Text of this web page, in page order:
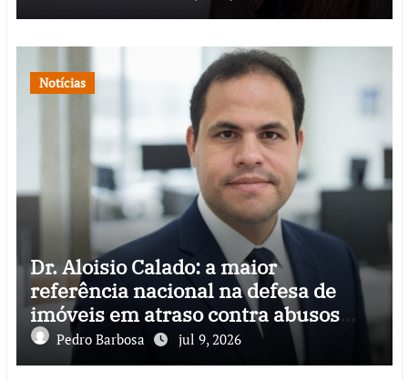
Notícias
Dr. Aloisio Calado: a maior
referência nacional na defesa de
imóveis em atraso contra abusos
bancários
Pedro Barbosa jul 9, 2026